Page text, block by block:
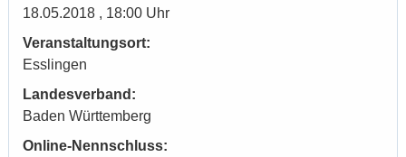
18.05.2018 , 18:00 Uhr
Veranstaltungsort:
Esslingen
Landesverband:
Baden Württemberg
Online-Nennschluss: